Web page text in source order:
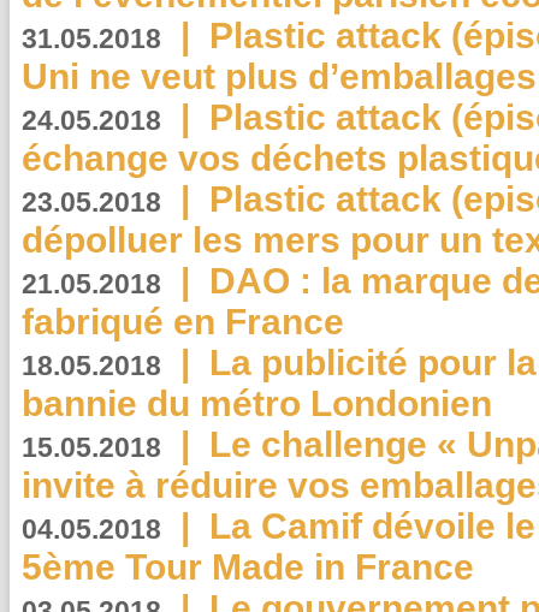
31.05.2018 | Plastic attack
Uni ne veut plus
24.05.2018 | Plastic attack
échange vos déchets
23.05.2018 | Plastic attack
dépolluer les mers pour un
21.05.2018 | DAO : la marque
fabriqué en France
18.05.2018 | La publicité pour
bannie du métro Londonien
15.05.2018 | Le challenge «
invite à réduire vos
04.05.2018 | La Camif dévoile
5ème Tour Made in France